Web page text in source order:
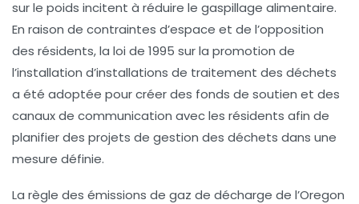
sur le poids incitent à réduire le gaspillage alimentaire.
En raison de contraintes d’espace et de l’opposition
des résidents, la loi de 1995 sur la promotion de
l’installation d’installations de traitement des déchets
a été adoptée pour créer des fonds de soutien et des
canaux de communication avec les résidents afin de
planifier des projets de gestion des déchets dans une
mesure définie.
La règle des émissions de gaz de décharge de l’Oregon